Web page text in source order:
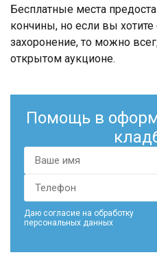
Бесплатные места
кончины, но если вы
захоронение, то можно
открытом аукционе.
Помощь в
Даю согласие на обработку
персональных данных